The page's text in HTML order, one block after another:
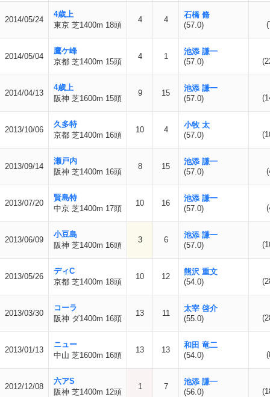
2014/05/24
4歳上
東京 芝1400m 18頭
4 4
石橋 脩
(57.0)
2014/05/04
鷹ケ峰
京都 芝1400m 15頭
4 1
池添 謙一
(57.0)
2014/04/13
4歳上
阪神 芝1600m 15頭
9 15
池添 謙一
(57.0)
2013/10/06
久多特
京都 芝1400m 16頭
10 4
小牧 太
(57.0)
2013/09/14
瀬戸内
阪神 芝1400m 16頭
8 15
池添 謙一
(57.0)
2013/07/20
賢島特
中京 芝1400m 17頭
10 16
池添 謙一
(57.0)
2013/06/09
小豆島
阪神 芝1400m 16頭
3 6
池添 謙一
(57.0)
2013/05/26
ディC
京都 芝1400m 18頭
10 12
熊沢 重文
(54.0)
2013/03/30
コーラ
阪神 ダ1400m 16頭
13 11
太宰 啓介
(55.0)
2013/01/13
ニュー
中山 芝1600m 16頭
13 13
和田 竜二
(54.0)
2012/12/08
六アS
阪神 芝1400m 12頭
1 7
池添 謙一
(56.0)